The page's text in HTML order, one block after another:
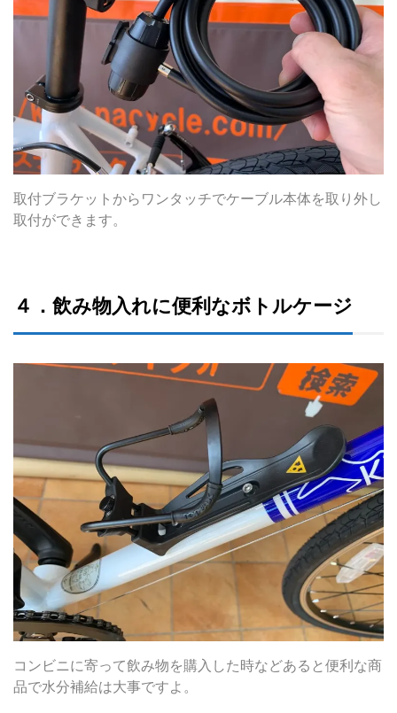
取付ブラケットからワンタッチでケーブル本体を取り外し
取付ができます。
４．飲み物入れに便利なボトルケージ
コンビニに寄って飲み物を購入した時などあると便利な商
品で水分補給は大事ですよ。